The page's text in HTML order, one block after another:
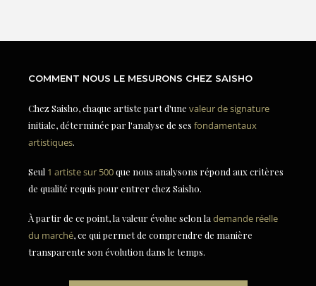
COMMENT NOUS LE MESURONS CHEZ SAISHO
Chez Saisho, chaque artiste part d'une valeur de signature
initiale, déterminée par l'analyse de ses fondamentaux
artistiques.
Seul 1 artiste sur 500que nous analysons répond aux critères
de qualité requis pour entrer chez Saisho.
À partir de ce point, la valeur évolue selon la demande réelle
du marché, ce qui permet de comprendre de manière
transparente son évolution dans le temps.